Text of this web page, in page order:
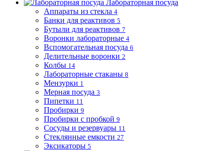
Лабораторная посуда
Аппараты из стекла 4
Банки для реактивов 5
Бутыли для реактивов 7
Воронки лабораторные 4
Вспомогательная посуда 6
Делительные воронки 2
Колбы 14
Лабораторные стаканы 8
Мензурки 1
Мерная посуда 3
Пипетки 11
Пробирки 9
Пробирки с пробкой 9
Сосуды и резервуары 11
Стеклянные емкости 27
Эксикаторы 5